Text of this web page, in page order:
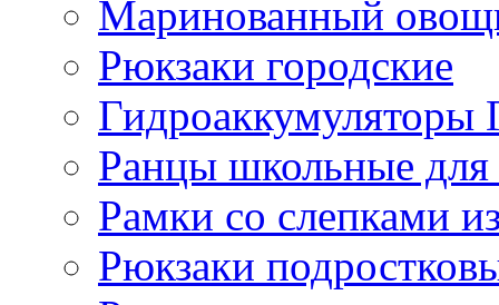
Маринованный
Рюкзаки городские
Ранцы школьные
Рамки со слепками
Рюкзаки